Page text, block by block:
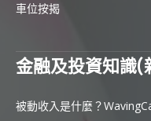
車位按揭
金融及投資知識(
被動收入是什麼？